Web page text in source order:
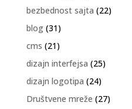
bezbednost sajta (22)
blog(31)
cms (21)
dizajn interfejsa (25)
dizajn logotipa (24)
Društvene mreže (27)